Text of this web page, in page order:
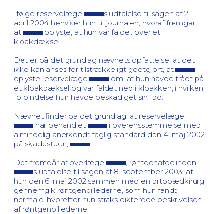
Ifølge reservelæge
s udtalelse til sagen af 2.
april 2004 henviser hun til journalen, hvoraf fremgår,
at
oplyste, at hun var faldet over et
kloakdæksel.
Det er på det grundlag nævnets opfattelse, at det
ikke kan anses for tilstrækkeligt godtgjort, at
oplyste reservelæge
om, at hun havde trådt på
et kloakdæksel og var faldet ned i kloakken, i hvilken
forbindelse hun havde beskadiget sin fod.
Nævnet finder på det grundlag, at reservelæge
har behandlet
i overensstemmelse med
almindelig anerkendt faglig standard den 4. maj 2002
på skadestuen,
Det fremgår af overlæge
, røntgenafdelingen,
s udtalelse til sagen af 8. september 2003, at
hun den 6. maj 2002 sammen med en ortopædkirurg
gennemgik røntgenbillederne, som hun fandt
normale, hvorefter hun straks dikterede beskrivelsen
af røntgenbillederne.